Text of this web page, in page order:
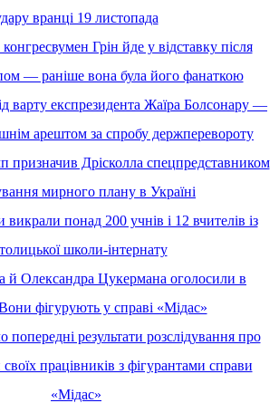
вранці 19 листопада
Грін йде у відставку після
— раніше вона була його фанаткою
варту експрезидента Жаїра Болсонару —
арештом за спробу держперевороту
призначив Дрісколла спецпредставником
мирного плану в Україні
викрали понад 200 учнів і 12 вчителів із
школи-інтернату
й Олександра Цукермана оголосили в
фігурують у справі «Мідас»
результати розслідування про
працівників з фігурантами справи
«Мідас»